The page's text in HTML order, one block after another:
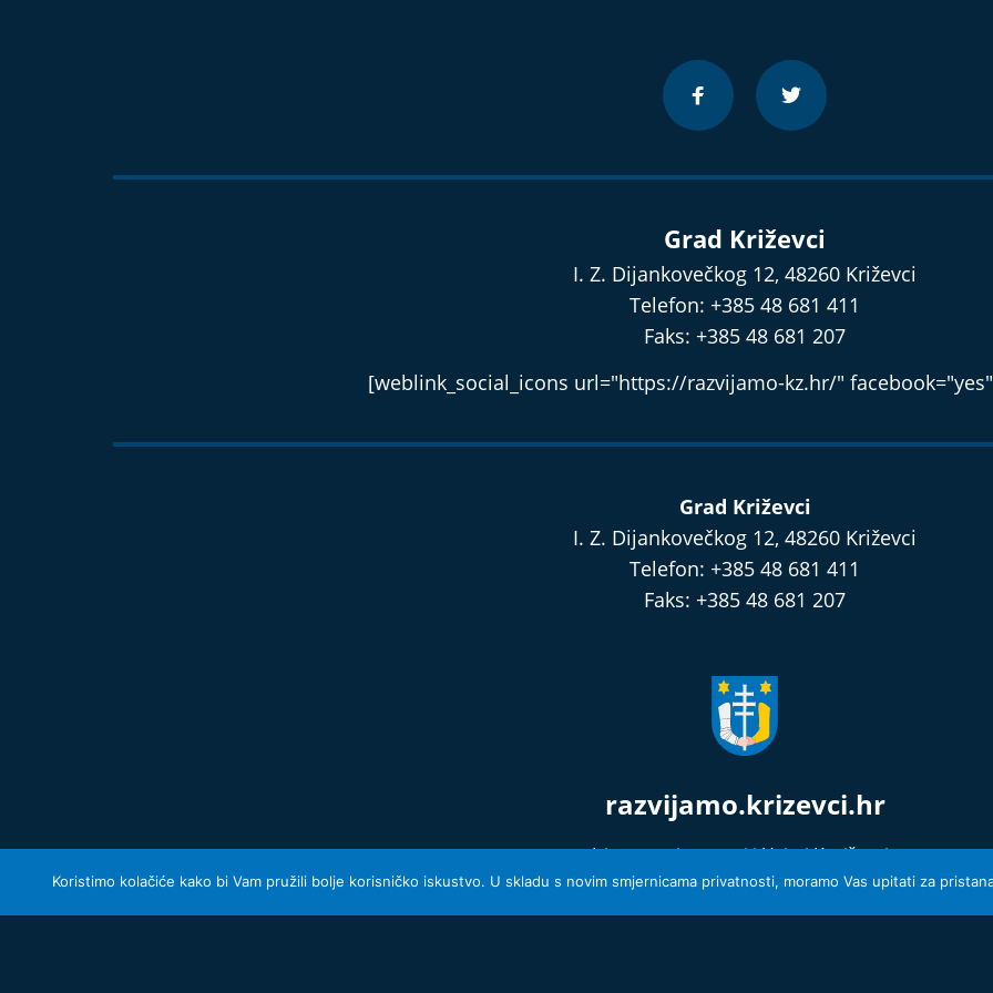
Grad Križevci
I. Z. Dijankovečkog 12, 48260 Križevci
Telefon: +385 48 681 411
Faks: +385 48 681 207
[weblink_social_icons url="https://razvijamo-kz.hr/"
Grad Križevci
I. Z. Dijankovečkog 12, 48260 Križevci
Telefon: +385 48 681 411
Faks: +385 48 681 207
razvijamo.krizevci.hr
Izjava o privatnosti i Uvjeti Korištenja
© 2026 Grad Križevci
Koristimo kolačiće kako bi Vam pružili bolje korisničko iskustvo. U skladu s novim smjernicama privatnosti, moramo Vas upitati za